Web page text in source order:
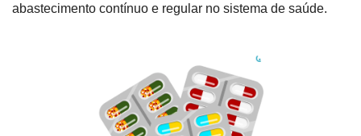
abastecimento contínuo e regular no sistema de saúde.